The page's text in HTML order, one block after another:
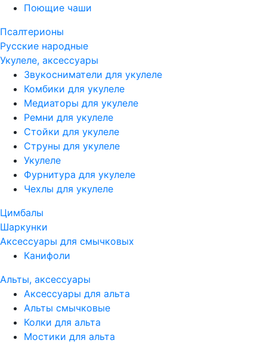
Поющие чаши
Псалтерионы
Русские народные
Укулеле, аксессуары
Звукосниматели для укулеле
Комбики для укулеле
Медиаторы для укулеле
Ремни для укулеле
Стойки для укулеле
Струны для укулеле
Укулеле
Фурнитура для укулеле
Чехлы для укулеле
Цимбалы
Шаркунки
Аксессуары для смычковых
Канифоли
Альты, аксессуары
Аксессуары для альта
Альты смычковые
Колки для альта
Мостики для альта